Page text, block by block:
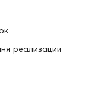
реализации